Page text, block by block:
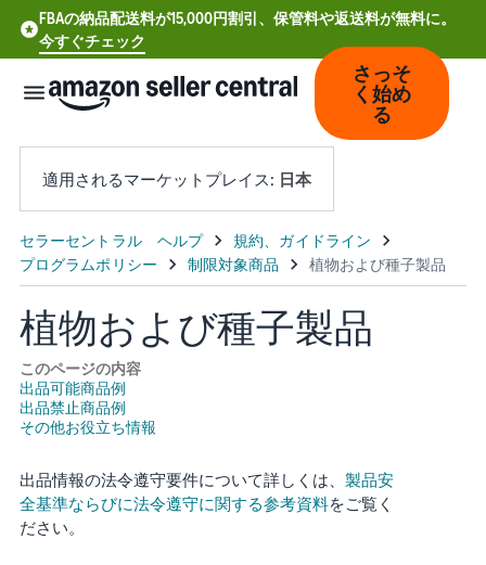
FBAの納品配送料が15,000円割引、保管料や返送料が無料に。
今すぐチェック
中
文
-
CN
Deutsch
- DE
- ES
Français
さっそ
く始め
る
適用されるマーケットプレイス: 日本
植物および種子製品
このページの内容
出品可能商品例
出品禁止商品例
その他お役立ち情報
出品情報の法令遵守要件について詳しくは、 製品安
全基準ならびに法令遵守に関する参考資料をご覧く
ださい。